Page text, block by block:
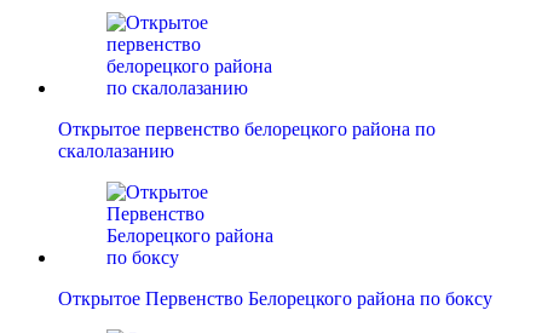
Открытое первенство белорецкого района по
скалолазанию
Открытое Первенство Белорецкого района по боксу